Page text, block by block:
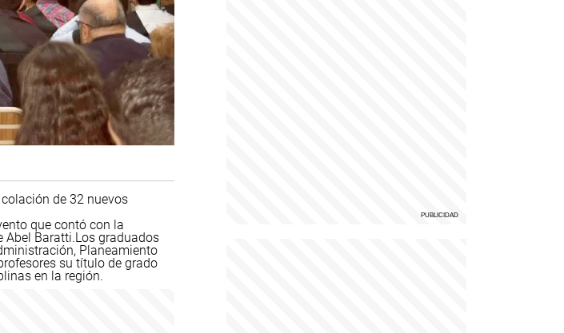
de 32 nuevos
que contó con la
Abel Baratti.Los graduados
Planeamiento
su título de grado
en la región.